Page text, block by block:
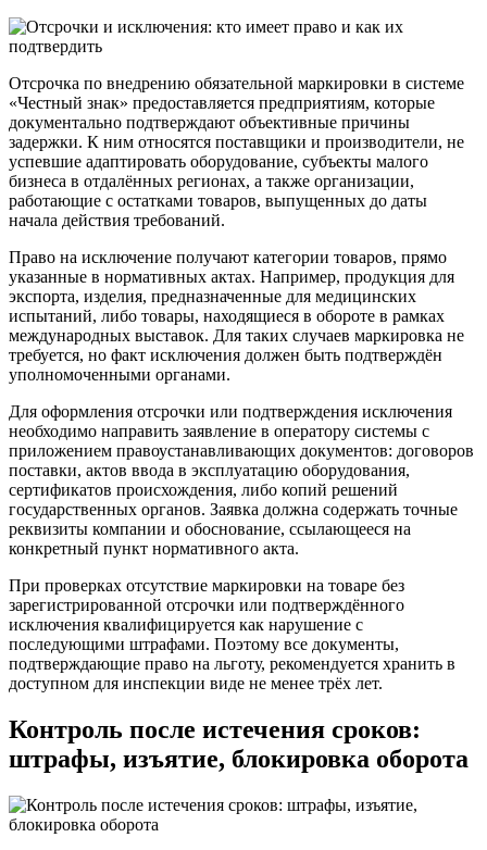
Отсрочка по внедрению обязательной маркировки в системе
«Честный знак» предоставляется предприятиям, которые
документально подтверждают объективные причины
задержки. К ним относятся поставщики и производители, не
успевшие адаптировать оборудование, субъекты малого
бизнеса в отдалённых регионах, а также организации,
работающие с остатками товаров, выпущенных до даты
начала действия требований.
Право на исключение получают категории товаров, прямо
указанные в нормативных актах. Например, продукция для
экспорта, изделия, предназначенные для медицинских
испытаний, либо товары, находящиеся в обороте в рамках
международных выставок. Для таких случаев маркировка не
требуется, но факт исключения должен быть подтверждён
уполномоченными органами.
Для оформления отсрочки или подтверждения исключения
необходимо направить заявление в оператору системы с
приложением правоустанавливающих документов: договоров
поставки, актов ввода в эксплуатацию оборудования,
сертификатов происхождения, либо копий решений
государственных органов. Заявка должна содержать точные
реквизиты компании и обоснование, ссылающееся на
конкретный пункт нормативного акта.
При проверках отсутствие маркировки на товаре без
зарегистрированной отсрочки или подтверждённого
исключения квалифицируется как нарушение с
последующими штрафами. Поэтому все документы,
подтверждающие право на льготу, рекомендуется хранить в
доступном для инспекции виде не менее трёх лет.
Контроль после истечения сроков:
штрафы, изъятие, блокировка оборота